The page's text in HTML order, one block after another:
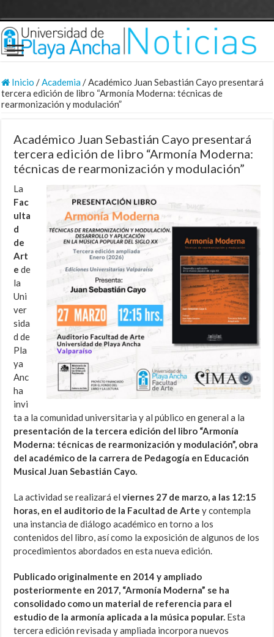
Inicio /Academia/Académico Juan Sebastián Cayo presentará
tercera edición de libro “Armonía Moderna: técnicas de
rearmonización y modulación”
Académico Juan Sebastián Cayo presentará
tercera edición de libro “Armonía Moderna:
técnicas de rearmonización y modulación”
La
Fac
ulta
d
de
Art
e de
la
Uni
ver
sida
d de
Pla
ya
Anc
ha
invi
ta a la comunidad universitaria y al público en general a la
presentación de la tercera edición del libro “Armonía
Moderna: técnicas de rearmonización y modulación”, obra
del académico de la carrera de Pedagogía en Educación
Musical Juan Sebastián Cayo.
La actividad se realizará elviernes 27 de marzo, a las 12:15
horas, en el auditorio de la Facultad de Arte y contempla
una instancia de diálogo académico en torno a los
contenidos del libro, así como la exposición de algunos de los
procedimientos abordados en esta nueva edición.
Publicado originalmente en 2014 y ampliado
posteriormente en 2017, “Armonía Moderna” se ha
consolidado como un material de referencia para el
estudio de la armonía aplicada a la música popular. Esta
tercera edición revisada y ampliada incorpora nuevos